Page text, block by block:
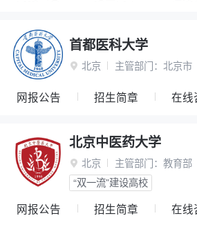
首都医科大学
 北京 主管部门： 北京市
网报公告 招生简章 在线
北京中医药大学
 北京 主管部门： 教育部
“双一流”建设高校
网报公告 招生简章 在线